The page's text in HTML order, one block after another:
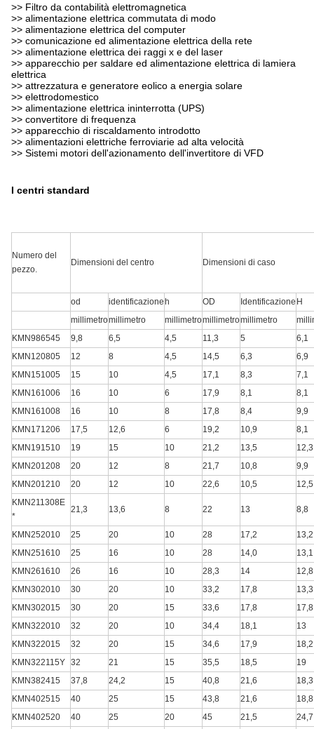
>> Filtro da contabilità elettromagnetica
>> alimentazione elettrica commutata di modo
>> alimentazione elettrica del computer
>> comunicazione ed alimentazione elettrica della rete
>> alimentazione elettrica dei raggi x e del laser
>> apparecchio per saldare ed alimentazione elettrica di lamiera
elettrica
>> attrezzatura e generatore eolico a energia solare
>> elettrodomestico
>> alimentazione elettrica ininterrotta (UPS)
>> convertitore di frequenza
>> apparecchio di riscaldamento introdotto
>> alimentazioni elettriche ferroviarie ad alta velocità
>> Sistemi motori dell'azionamento dell'invertitore di VFD
I centri standard
Numero del
pezzo.
Dimensioni del centro Dimensioni di caso
od identificazioneh OD Identificazione H
millimetromillimetro millimetromillimetromillimetro
KMN986545
9,8 6,5 4,5 11,3 5
6,1
KMN120805
12 8 4,5 14,5 6,3
6,9
KMN151005
15 10 4,5 17,1 8,3
7,1
KMN161006
16 10 6 17,9 8,1
8,1
KMN161008
16 10 8 17,8 8,4
9,9
KMN171206
17,5 12,6 6 19,2 10,9
8,1
KMN191510
19 15 10 21,2 13,5
12,3
KMN201208
20 12 8 21,7 10,8
9,9
KMN201210
20 12 10 22,6 10,5
12,5
KMN211308E
*
21,3 13,6 8 22 13 8,8
KMN252010 25 20 10 28 17,2
13,2
KMN251610
25 16 10 28 14,0
13,1
KMN261610
26 16 10 28,3 14
12,8
KMN302010
30 20 10 33,2 17,8
13,3
KMN302015
30 20 15 33,6 17,8
17,8
KMN322010
32 20 10 34,4 18,1
13
KMN322015
32 20 15 34,6 17,9
18,2
KMN322115Y 32 21 15 35,5 18,5
19
KMN382415
37,8 24,2 15 40,8 21,6
18,3
KMN402515
40 25 15 43,8 21,6
18,8
KMN402520
40 25 20 45 21,5
24,7